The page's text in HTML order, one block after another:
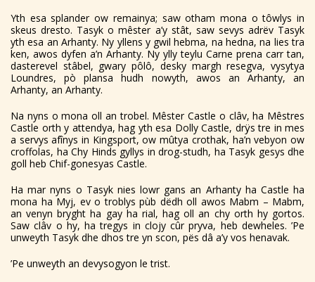
Yth esa splander ow remainya; saw otham mona o tôwlys in
skeus dresto. Tasyk o mêster a’y stât, saw sevys adrëv Tasyk
yth esa an Arhanty. Ny yllens y gwil hebma, na hedna, na lies tra
ken, awos dyfen a’n Arhanty. Ny ylly teylu Carne prena carr tan,
dasterevel stâbel, gwary pôlô, desky margh resegva, vysytya
Loundres, pò plansa hudh nowyth, awos an Arhanty, an
Arhanty, an Arhanty.
Na nyns o mona oll an trobel. Mêster Castle o clâv, ha Mêstres
Castle orth y attendya, hag yth esa Dolly Castle, drÿs tre in mes
a servys afînys in Kingsport, ow mûtya crothak, ha’n vebyon ow
croffolas, ha Chy Hinds gyllys in drog-studh, ha Tasyk gesys dhe
goll heb Chif-gonesyas Castle.
Ha mar nyns o Tasyk nies lowr gans an Arhanty ha Castle ha
mona ha Myj, ev o troblys pùb dëdh oll awos Mabm – Mabm,
an venyn bryght ha gay ha rial, hag oll an chy orth hy gortos.
Saw clâv o hy, ha tregys in clojy cûr pryva, heb dewheles. ’Pe
unweyth Tasyk dhe dhos tre yn scon, pës dâ a’y vos henavak.
’Pe unweyth an devysogyon le trist.